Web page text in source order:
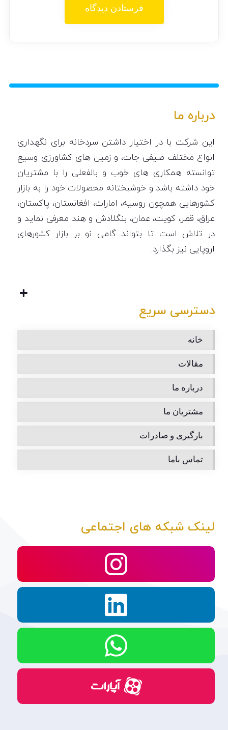
درباره ما
این شرکت با در اختیار داشتن سردخانه برای نگهداری
انواع مختلف صیفی جات، و زمین های کشاورزی وسیع
توانسته همکاری های خوب و بالفعلی را با مشتریان
خود داشته باشد و خوشبختانه محصولات خود را به بازار
کشورهایی همچون روسیه، امارات، افغانستان، پاکستان،
عراق، قطر، کویت، عمان، بنگلادش و هند معرفی نماید و
در تلاش است تا بتواند گامی نو بر بازار کشورهای
اروپایی نیز بگذارد.
دسترسی سریع
خانه
مقالات
درباره ما
مشتریان ما
بارگیری و صادرات
تماس باما
لینک شبکه های اجتماعی